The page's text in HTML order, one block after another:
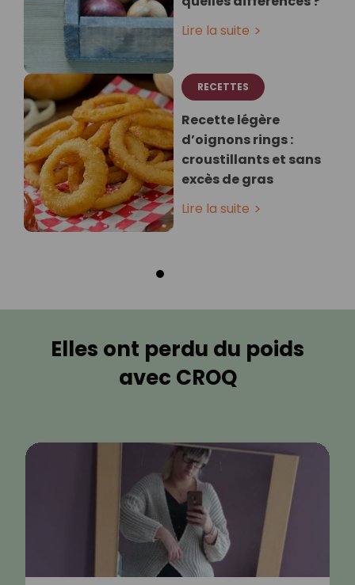
Lire la suite
RECETTES
Recette légère
d’oignons rings :
croustillants et sans
excès de gras
Lire la suite
Elles ont perdu du poids
avec CROQ